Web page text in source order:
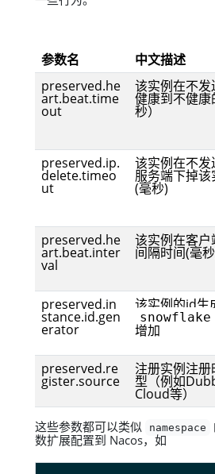
参数名 中文描述
preserved.he
art.beat.time
out
该实例在不
健康到不健
秒）
preserved.ip.
delete.timeo
ut
该实例在不
服务端下掉
(毫秒)
preserved.he
art.beat.inter
val
该实例在客
间隔时间(毫
preserved.in
stance.id.gen
erator
该实例的id生
snowflake
增加
preserved.re
gister.source
注册实例注
型（例如
Cloud等）
这些参数都可以类似 namespace
数扩展配置到 Nacos，如